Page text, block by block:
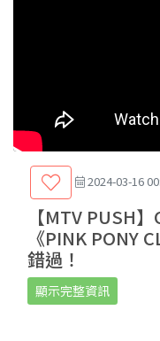
2024-03-16
【MTV PUSH
《PINK PONY
錯過！
顯示完整資訊